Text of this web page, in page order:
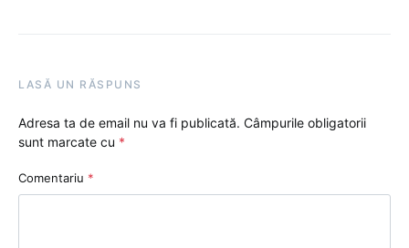
LASĂ UN RĂSPUNS
Adresa ta de email nu va fi publicată. Câmpurile obligatorii
sunt marcate cu *
Comentariu *